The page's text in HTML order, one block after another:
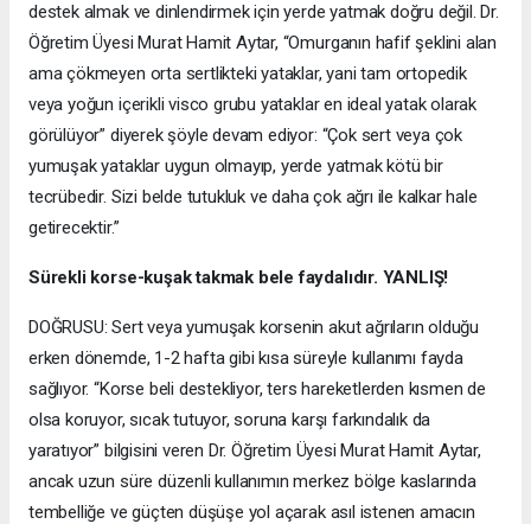
destek almak ve dinlendirmek için yerde yatmak doğru değil. Dr.
Öğretim Üyesi Murat Hamit Aytar, “Omurganın hafif şeklini alan
ama çökmeyen orta sertlikteki yataklar, yani tam ortopedik
veya yoğun içerikli visco grubu yataklar en ideal yatak olarak
görülüyor” diyerek şöyle devam ediyor: “Çok sert veya çok
yumuşak yataklar uygun olmayıp, yerde yatmak kötü bir
tecrübedir. Sizi belde tutukluk ve daha çok ağrı ile kalkar hale
getirecektir.”
Sürekli korse-kuşak takmak bele faydalıdır. YANLIŞ!
DOĞRUSU: Sert veya yumuşak korsenin akut ağrıların olduğu
erken dönemde, 1-2 hafta gibi kısa süreyle kullanımı fayda
sağlıyor. “Korse beli destekliyor, ters hareketlerden kısmen de
olsa koruyor, sıcak tutuyor, soruna karşı farkındalık da
yaratıyor” bilgisini veren Dr. Öğretim Üyesi Murat Hamit Aytar,
ancak uzun süre düzenli kullanımın merkez bölge kaslarında
tembelliğe ve güçten düşüşe yol açarak asıl istenen amacın